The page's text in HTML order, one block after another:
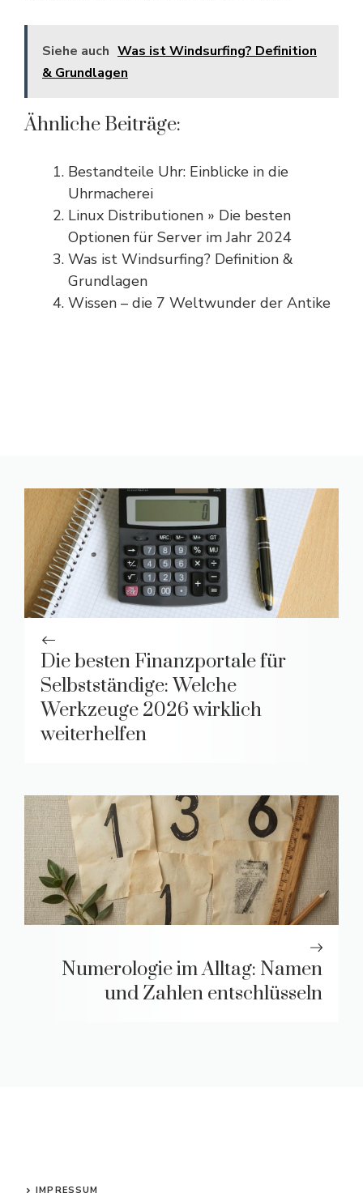
Siehe auch Was ist Windsurfing? Definition
& Grundlagen
Ähnliche Beiträge:
Bestandteile Uhr: Einblicke in die
Uhrmacherei
Linux Distributionen » Die besten
Optionen für Server im Jahr 2024
Was ist Windsurfing? Definition &
Grundlagen
Wissen – die 7 Weltwunder der Antike
Die besten Finanzportale für
Selbstständige: Welche
Werkzeuge 2026 wirklich
weiterhelfen
Numerologie im Alltag: Namen
und Zahlen entschlüsseln
IMPRESSUM